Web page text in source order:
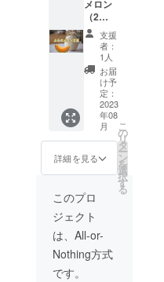
保存 ・
お礼の
メッ
セージ
メロン
（2
玉）・
・原産
国/産
地：北
海道富
良野市
・サイ
ズ/重
量：
L\1.5kg
前後 ・
保存方
蔵にて
保存 ・
お礼の
メッ
セージ
支援
者：
1人
お届
け予
定：
2023
年08
月
詳細を見る
こ
の
リ
タ
ー
ン
を
選
択
す
る
このプロ
ジェクト
は、All-or-
Nothing方式
です。